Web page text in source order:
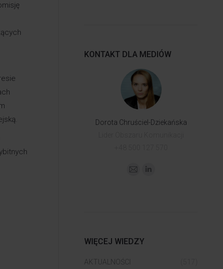
KONTAKT DLA MEDIÓW
Dorota Chruściel-Dziekańska
WIĘCEJ WIEDZY
AKTUALNOŚCI